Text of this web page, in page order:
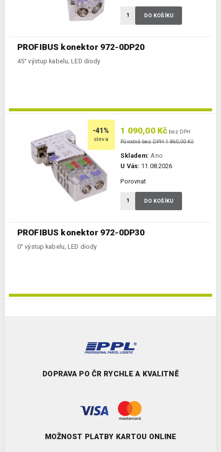
PROFIBUS konektor 972-0DP20
45° výstup kabelu, LED diody
DO KOŠÍKU
-41%
sleva
PROFIBUS konektor 972-0DP30
0° výstup kabelu, LED diody
1 090,00 Kč bez DPH
Původně bez DPH 1 860,00 Kč
Skladem: Ano
U Vás: 11.08.2026
Porovnat
DO KOŠÍKU
DOPRAVA PO ČR RYCHLE A KVALITNĚ
MOŽNOST PLATBY KARTOU ONLINE